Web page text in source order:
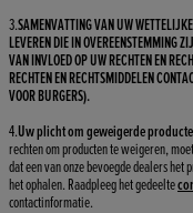
3.SAMENVATTING VAN UW
LEVEREN DIE IN OVEREENSTEMMING
VAN INVLOED OP UW RECHTEN EN
RECHTEN EN RECHTSMIDDELEN
VOOR BURGERS).
4.Uw plicht om geweigerde
rechten om producten te weigeren,
dat een van onze bevoegde dealers
het ophalen. Raadpleeg het gedeelte
contactinformatie.